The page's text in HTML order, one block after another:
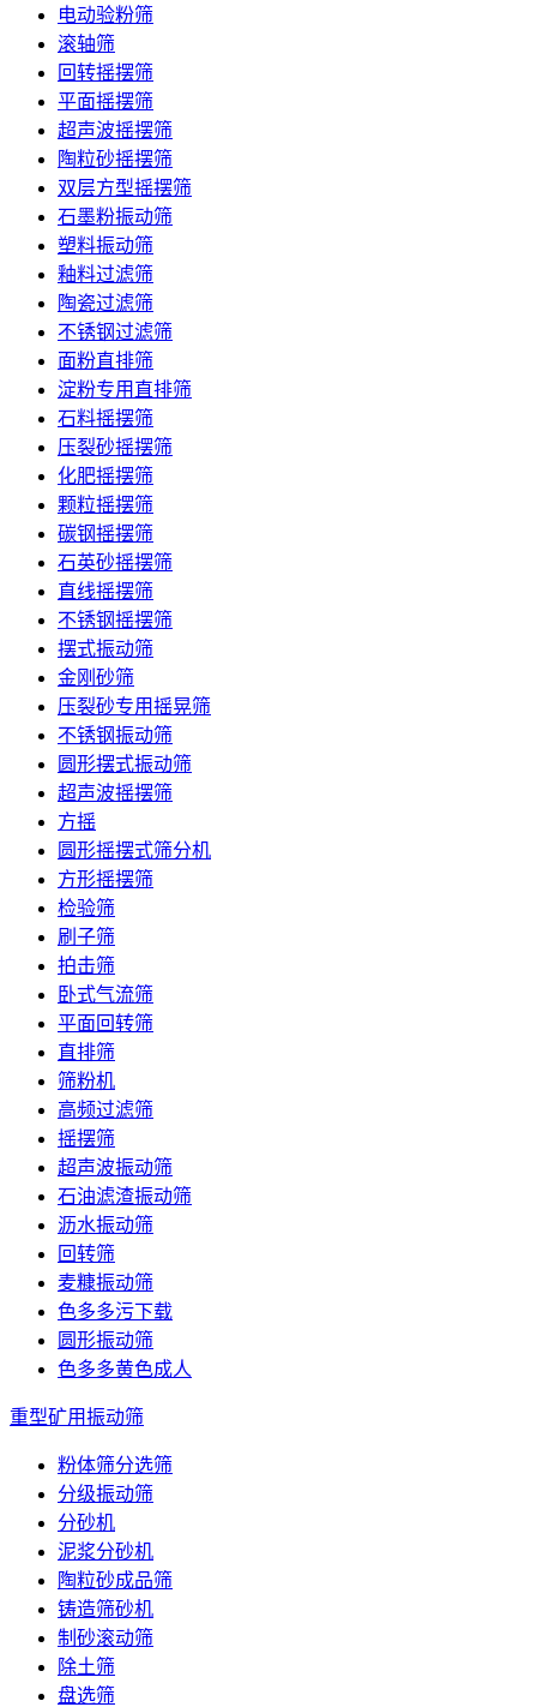
电动验粉筛
滚轴筛
回转摇摆筛
平面摇摆筛
超声波摇摆筛
陶粒砂摇摆筛
双层方型摇摆筛
石墨粉振动筛
塑料振动筛
釉料过滤筛
陶瓷过滤筛
不锈钢过滤筛
面粉直排筛
淀粉专用直排筛
石料摇摆筛
压裂砂摇摆筛
化肥摇摆筛
颗粒摇摆筛
碳钢摇摆筛
石英砂摇摆筛
直线摇摆筛
不锈钢摇摆筛
摆式振动筛
金刚砂筛
压裂砂专用摇晃筛
不锈钢振动筛
圆形摆式振动筛
超声波摇摆筛
方摇
圆形摇摆式筛分机
方形摇摆筛
检验筛
刷子筛
拍击筛
卧式气流筛
平面回转筛
直排筛
筛粉机
高频过滤筛
摇摆筛
超声波振动筛
石油滤渣振动筛
沥水振动筛
回转筛
麦糠振动筛
色多多污下载
圆形振动筛
色多多黄色成人
重型矿用振动筛
粉体筛分选筛
分级振动筛
分砂机
泥浆分砂机
陶粒砂成品筛
铸造筛砂机
制砂滚动筛
除土筛
盘选筛